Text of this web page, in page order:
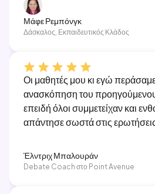
Μάφε Ρεμπόνγκ
Δάσκαλος, Εκπαιδευτικός Κλάδος
Οι μαθητές μου κι εγώ
ανασκόπηση του
επειδή όλοι συμμετείχαν και
απάντησε σωστά στις
Έλντριχ Μπαλουράν
Debate Coach στο Point Avenue